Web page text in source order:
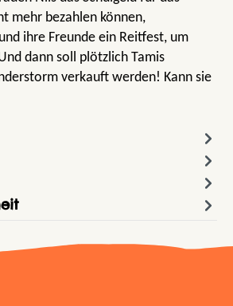
mehr bezahlen können,
ihre Freunde ein Reitfest, um
dann soll plötzlich Tamis
verkauft werden! Kann sie